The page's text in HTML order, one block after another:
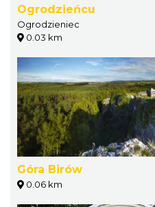
Ogrodzieńcu
Ogrodzieniec
0.03 km
Góra Birów
0.06 km